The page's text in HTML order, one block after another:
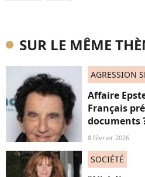
SUR LE MÊME
AGRESSION
Affaire
Français
documents
8 février 2026
SOCIÉTÉ